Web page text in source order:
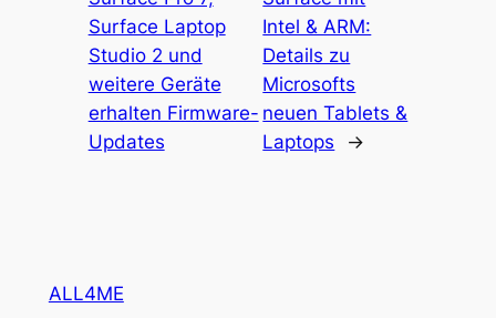
Surface Laptop
Studio 2 und
weitere Geräte
erhalten Firmware-
Updates
Intel & ARM:
Details zu
Microsofts
neuen Tablets &
Laptops
→
ALL4ME